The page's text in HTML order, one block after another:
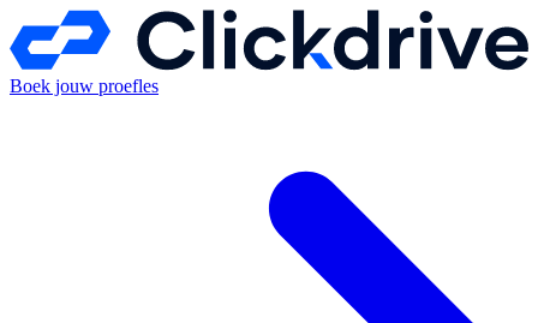
Boek jouw proefles